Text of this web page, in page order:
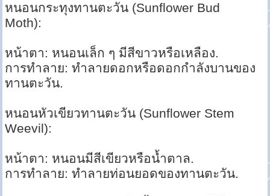
หนอนกระทุงทานตะวัน (Sunflower Bud
Moth):
หน้าตา: หนอนเล็ก ๆ มีสีขาวหรือเหลือง.
การทำลาย: ทำลายดอกหรือดอกกำลังบานของ
ทานตะวัน.
หนอนหัวเขียวทานตะวัน (Sunflower Stem
Weevil):
หน้าตา: หนอนมีสีเขียวหรือน้ำตาล.
การทำลาย: ทำลายท่อนยอดของทานตะวัน.